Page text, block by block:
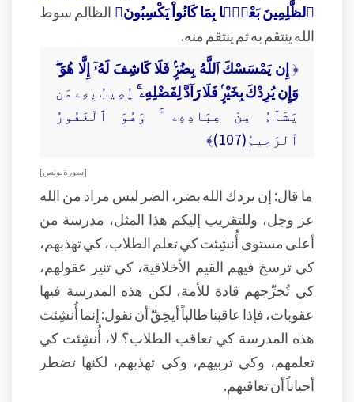
ٱلظَّٰلِمِينَ بَعْضًۢا بِمَا كَانُواْ يَكْسِبُونَ﴾ الظالم سوط
الله ينتقم به ثم ينتقم منه.
﴿إِن يَمْسَسْكَ ٱللَّهُ بِضُرٍّۢ فَلَا كَاشِفَ لَهُۥٓ إِلَّا هُوَ ۖ
وَإِن يُرِدْكَ بِخَيْرٍۢ فَلَا رَآدَّ لِفَضْلِهِۦ ۚ يُصِيبُ بِهِۦ مَن
يَشَآءُ مِنْ عِبَادِهِۦ ۚ وَهُوَ ٱلْغَفُورُ
ٱلرَّحِيمُ(107)﴾
[ سورة يونس ]
ما قال: إن يردك الله بضر، الضر ليس مراد من الله
عز وجل، وللتقريب إليكم هذا المثل، مدرسة من
أعلى مستوى أُنشِئت كي تعلم الطلاب، كي تهذبهم،
كي ترسخ فيهم القيم الأخلاقية، كي تنير عقولهم،
كي تُخرِّجهم قادة للأمة، لكن هذه المدرسة فيها
عقوبات، فإذا عاقبنا طالباً أيحِقّ أن نقول: إنما أُنشِئت
هذه المدرسة كي تعاقب الطلاب؟ لا، أُنشِئت كي
تعلمهم، وكي تربيهم، وكي تهذبهم، لكنها تضطر
أحياناً أن تعاقبهم.